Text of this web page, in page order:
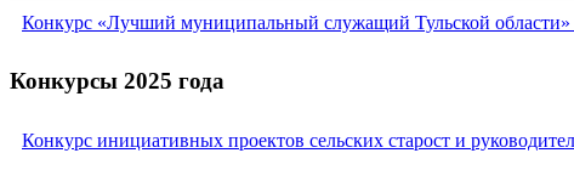
Конкурс «Лучший муниципальный служащий Тульской области»
Конкурсы 2025 года
Конкурс инициативных проектов сельских старост и